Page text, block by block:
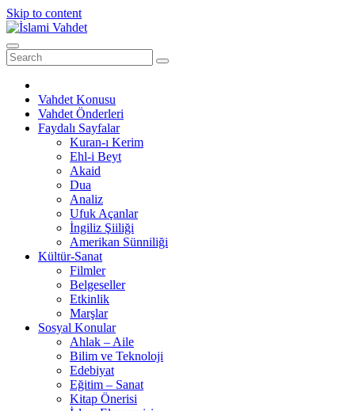
Skip to content
Vahdet Konusu
Vahdet Önderleri
Faydalı Sayfalar
Kuran-ı Kerim
Ehl-i Beyt
Akaid
Dua
Analiz
Ufuk Açanlar
İngiliz Şiiliği
Amerikan Sünniliği
Kültür-Sanat
Filmler
Belgeseller
Etkinlik
Marşlar
Sosyal Konular
Ahlak – Aile
Bilim ve Teknoloji
Edebiyat
Eğitim – Sanat
Kitap Önerisi